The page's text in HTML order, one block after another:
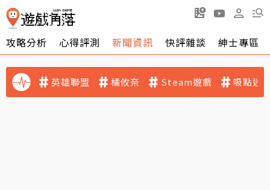
攻略分析 心得評測 新聞資訊 快評雜談 紳士專區
英雄聯盟 橘攸奈 Steam遊戲 吸點迷